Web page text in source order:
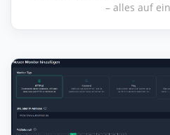
– alles auf